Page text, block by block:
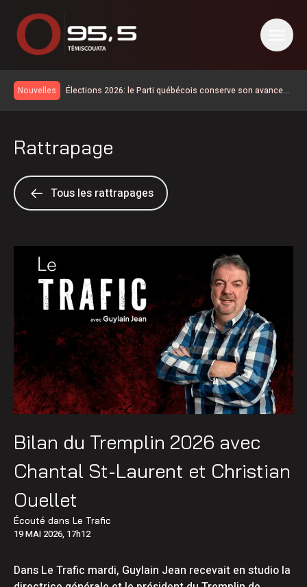
Nouvelles
Élections 2026: le Parti québécois conserve son avance
C’est officiel, le train de passagers partiel de jour revient
en Gaspésie et dans le Bas-Saint-Laurent d’ici 2028
l’Association du cancer de l’Est du Québec
Importants travaux sur le pont de la rivière à la Truite
Record de participation pour le Festival Royal
Retour des vacances de la construction: rappel de la
Début d’incendie suspect dans un commerce de La
Pocatière
Rattrapage
Tous les rattrapages
Bilan du Tremplin 2026 avec
Chantal St-Laurent et Christian
Ouellet
Écouté dans Le Trafic
19 MAI 2026, 17h12
Dans Le Trafic mardi, Guylain Jean recevait en studio la